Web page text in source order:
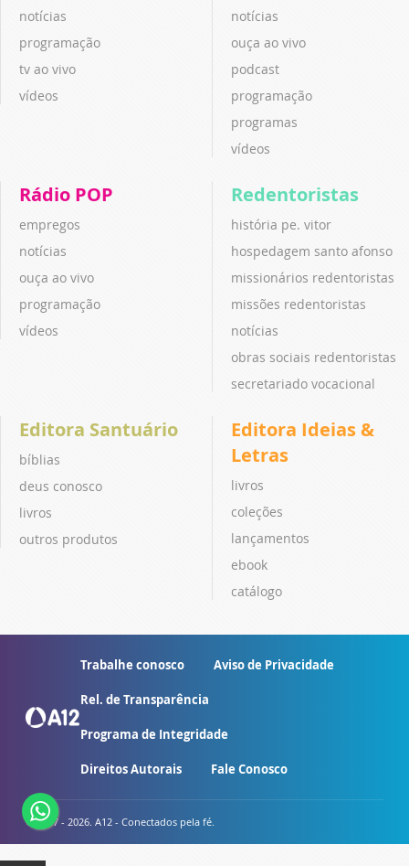
notícias
programação
tv ao vivo
vídeos
notícias
ouça ao vivo
podcast
programação
programas
vídeos
Rádio POP
empregos
notícias
ouça ao vivo
programação
vídeos
Redentoristas
história pe. vitor
hospedagem santo afonso
missionários redentoristas
missões redentoristas
notícias
obras sociais redentoristas
secretariado vocacional
Editora Santuário
bíblias
deus conosco
livros
outros produtos
Editora Ideias &
Letras
livros
coleções
lançamentos
ebook
catálogo
Trabalhe conosco Aviso de Privacidade
Rel. de Transparência
Programa de Integridade
Direitos Autorais Fale Conosco
© 2007 - 2026. A12 - Conectados pela fé.